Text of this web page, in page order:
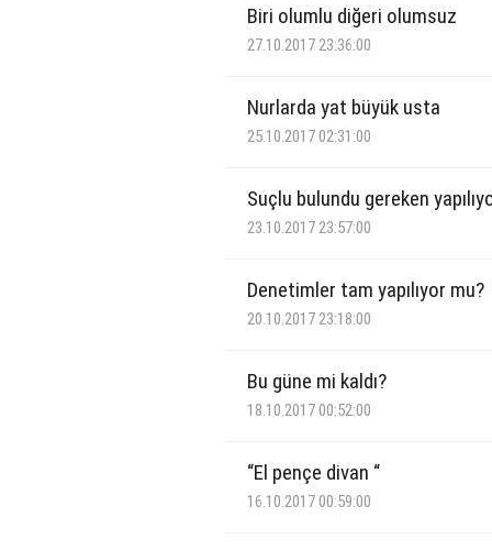
Biri olumlu diğeri olumsuz
27.10.2017 23:36:00
Nurlarda yat büyük usta
25.10.2017 02:31:00
Suçlu bulundu gereken
23.10.2017 23:57:00
Denetimler tam yapılıyor mu?
20.10.2017 23:18:00
Bu güne mi kaldı?
18.10.2017 00:52:00
“El pençe divan “
16.10.2017 00:59:00